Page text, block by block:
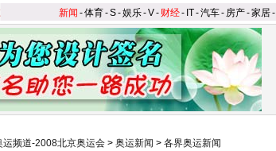
新闻 -体育-S-娱乐-V- 财经- IT-汽车- 房产-家居-
运频道-2008北京奥运会 > 奥运新闻 > 各界奥运新闻